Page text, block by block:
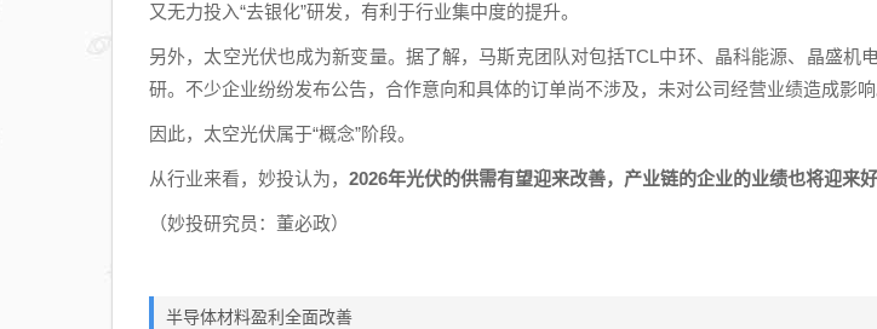
又无力投入“去银化”研发，有利于行业集中度的提升。
另外，太空光伏也成为新变量。据了解，马斯克团队对包括TCL中环、晶科能源、晶盛机
研。不少企业纷纷发布公告，合作意向和具体的订单尚不涉及，未对公司经营业绩造成影响
因此，太空光伏属于“概念”阶段。
从行业来看，妙投认为， 2026年光伏的供需有望迎来改善，产业链的企业的业绩也将迎来
（妙投研究员：董必政）
半导体材料盈利全面改善